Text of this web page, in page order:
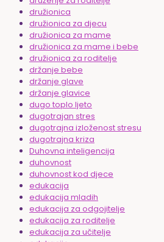
družionica
družionica za djecu
družionica za mame
družionica za mame i bebe
družionica za roditelje
držanje bebe
držanje glave
držanje glavice
dugo toplo ljeto
dugotrajan stres
dugotrajna izloženost stresu
dugotrajna kriza
Duhovna inteligencija
duhovnost
duhovnost kod djece
edukacija
edukacija mladih
edukacija za odgojitelje
edukacija za roditelje
edukacija za učitelje